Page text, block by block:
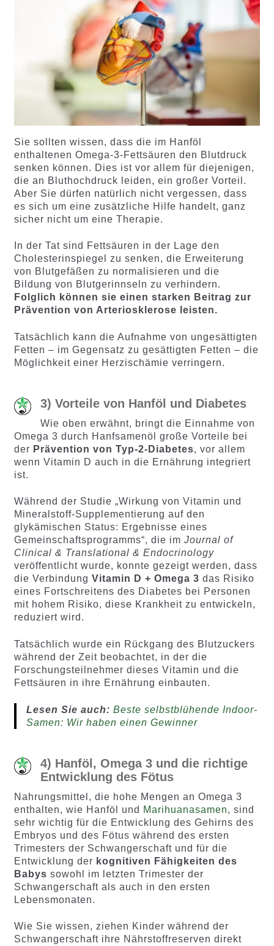
Sie sollten wissen, dass die im Hanföl
enthaltenen Omega-3-Fettsäuren den Blutdruck
senken können. Dies ist vor allem für diejenigen,
die an Bluthochdruck leiden, ein großer Vorteil.
Aber Sie dürfen natürlich nicht vergessen, dass
es sich um eine zusätzliche Hilfe handelt, ganz
sicher nicht um eine Therapie.
In der Tat sind Fettsäuren in der Lage den
Cholesterinspiegel zu senken, die Erweiterung
von Blutgefäßen zu normalisieren und die
Bildung von Blutgerinnseln zu verhindern.
Folglich können sie einen starken Beitrag zur
Prävention von Arteriosklerose leisten.
Tatsächlich kann die Aufnahme von ungesättigten
Fetten – im Gegensatz zu gesättigten Fetten – die
Möglichkeit einer Herzischämie verringern.
3) Vorteile von Hanföl und Diabetes
Wie oben erwähnt, bringt die Einnahme von
Omega 3 durch Hanfsamenöl große Vorteile bei
der Prävention von Typ-2-Diabetes, vor allem
wenn Vitamin D auch in die Ernährung integriert
ist.
Während der Studie „Wirkung von Vitamin und
Mineralstoff-Supplementierung auf den
glykämischen Status: Ergebnisse eines
Gemeinschaftsprogramms“, die im Journal of
Clinical & Translational & Endocrinology
veröffentlicht wurde, konnte gezeigt werden, dass
die Verbindung Vitamin D + Omega 3 das Risiko
eines Fortschreitens des Diabetes bei Personen
mit hohem Risiko, diese Krankheit zu entwickeln,
reduziert wird.
Tatsächlich wurde ein Rückgang des Blutzuckers
während der Zeit beobachtet, in der die
Forschungsteilnehmer dieses Vitamin und die
Fettsäuren in ihre Ernährung einbauten.
Lesen Sie auch: Beste selbstblühende Indoor-
Samen: Wir haben einen Gewinner
4) Hanföl, Omega 3 und die richtige
Entwicklung des Fötus
Nahrungsmittel, die hohe Mengen an Omega 3
enthalten, wie Hanföl und Marihuanasamen, sind
sehr wichtig für die Entwicklung des Gehirns des
Embryos und des Fötus während des ersten
Trimesters der Schwangerschaft und für die
Entwicklung der kognitiven Fähigkeiten des
Babys sowohl im letzten Trimester der
Schwangerschaft als auch in den ersten
Lebensmonaten.
Wie Sie wissen, ziehen Kinder während der
Schwangerschaft ihre Nährstoffreserven direkt